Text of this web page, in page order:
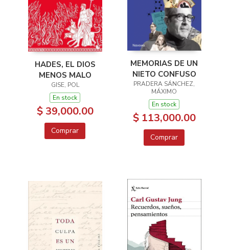
HADES, EL DIOS
MENOS MALO
GISE, POL
En stock
$ 39,000.00
Comprar
MEMORIAS DE UN
NIETO CONFUSO
PRADERA SÁNCHEZ,
MÁXIMO
En stock
$ 113,000.00
Comprar